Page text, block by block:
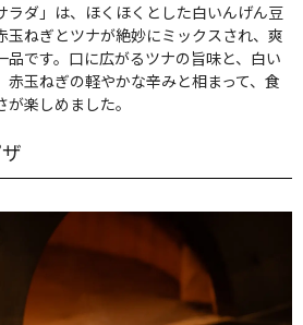
ラダ」は、ほくほくとした白いんげん豆
玉ねぎとツナが絶妙にミックスされ、爽
品です。口に広がるツナの旨味と、白い
玉ねぎの軽やかな辛みと相まって、食
楽しめました。